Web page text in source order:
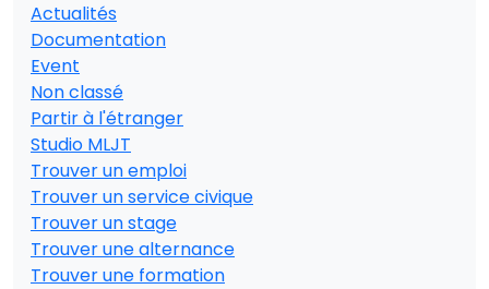
Actualités
Documentation
Event
Non classé
Partir à l'étranger
Studio MLJT
Trouver un emploi
Trouver un service civique
Trouver un stage
Trouver une alternance
Trouver une formation